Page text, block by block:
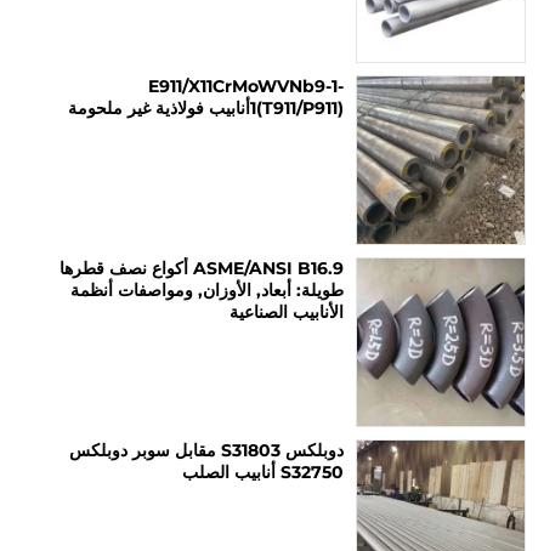
E911/X11CrMoWVNb9-1-
1(T911/P911)أنابيب فولاذية غير ملحومة
ASME/ANSI B16.9 أكواع نصف قطرها
طويلة: أبعاد, الأوزان, ومواصفات أنظمة
الأنابيب الصناعية
دوبلكس S31803 مقابل سوبر دوبلكس
S32750 أنابيب الصلب